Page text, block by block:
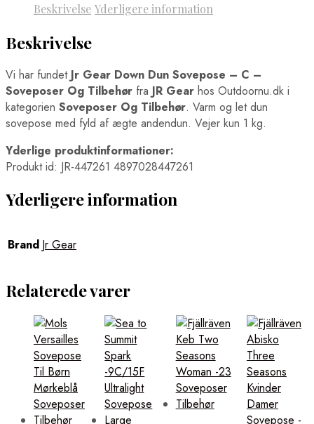
Beskrivelse Yderligere information
Beskrivelse
Vi har fundet Jr Gear Down Dun Sovepose – C –
Soveposer Og Tilbehør fra JR Gear hos Outdoornu.dk i
kategorien Soveposer Og Tilbehør. Varm og let dun
sovepose med fyld af ægte andendun. Vejer kun 1 kg.
Yderlige produktinformationer:
Produkt id: JR-447261 4897028447261
Yderligere information
Brand Jr Gear
Relaterede varer